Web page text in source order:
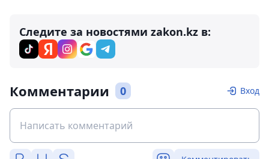
Следите за новостями zakon.kz в:
Комментарии 0 Вход